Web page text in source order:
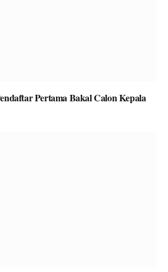
Pertama Bakal Calon Kepala